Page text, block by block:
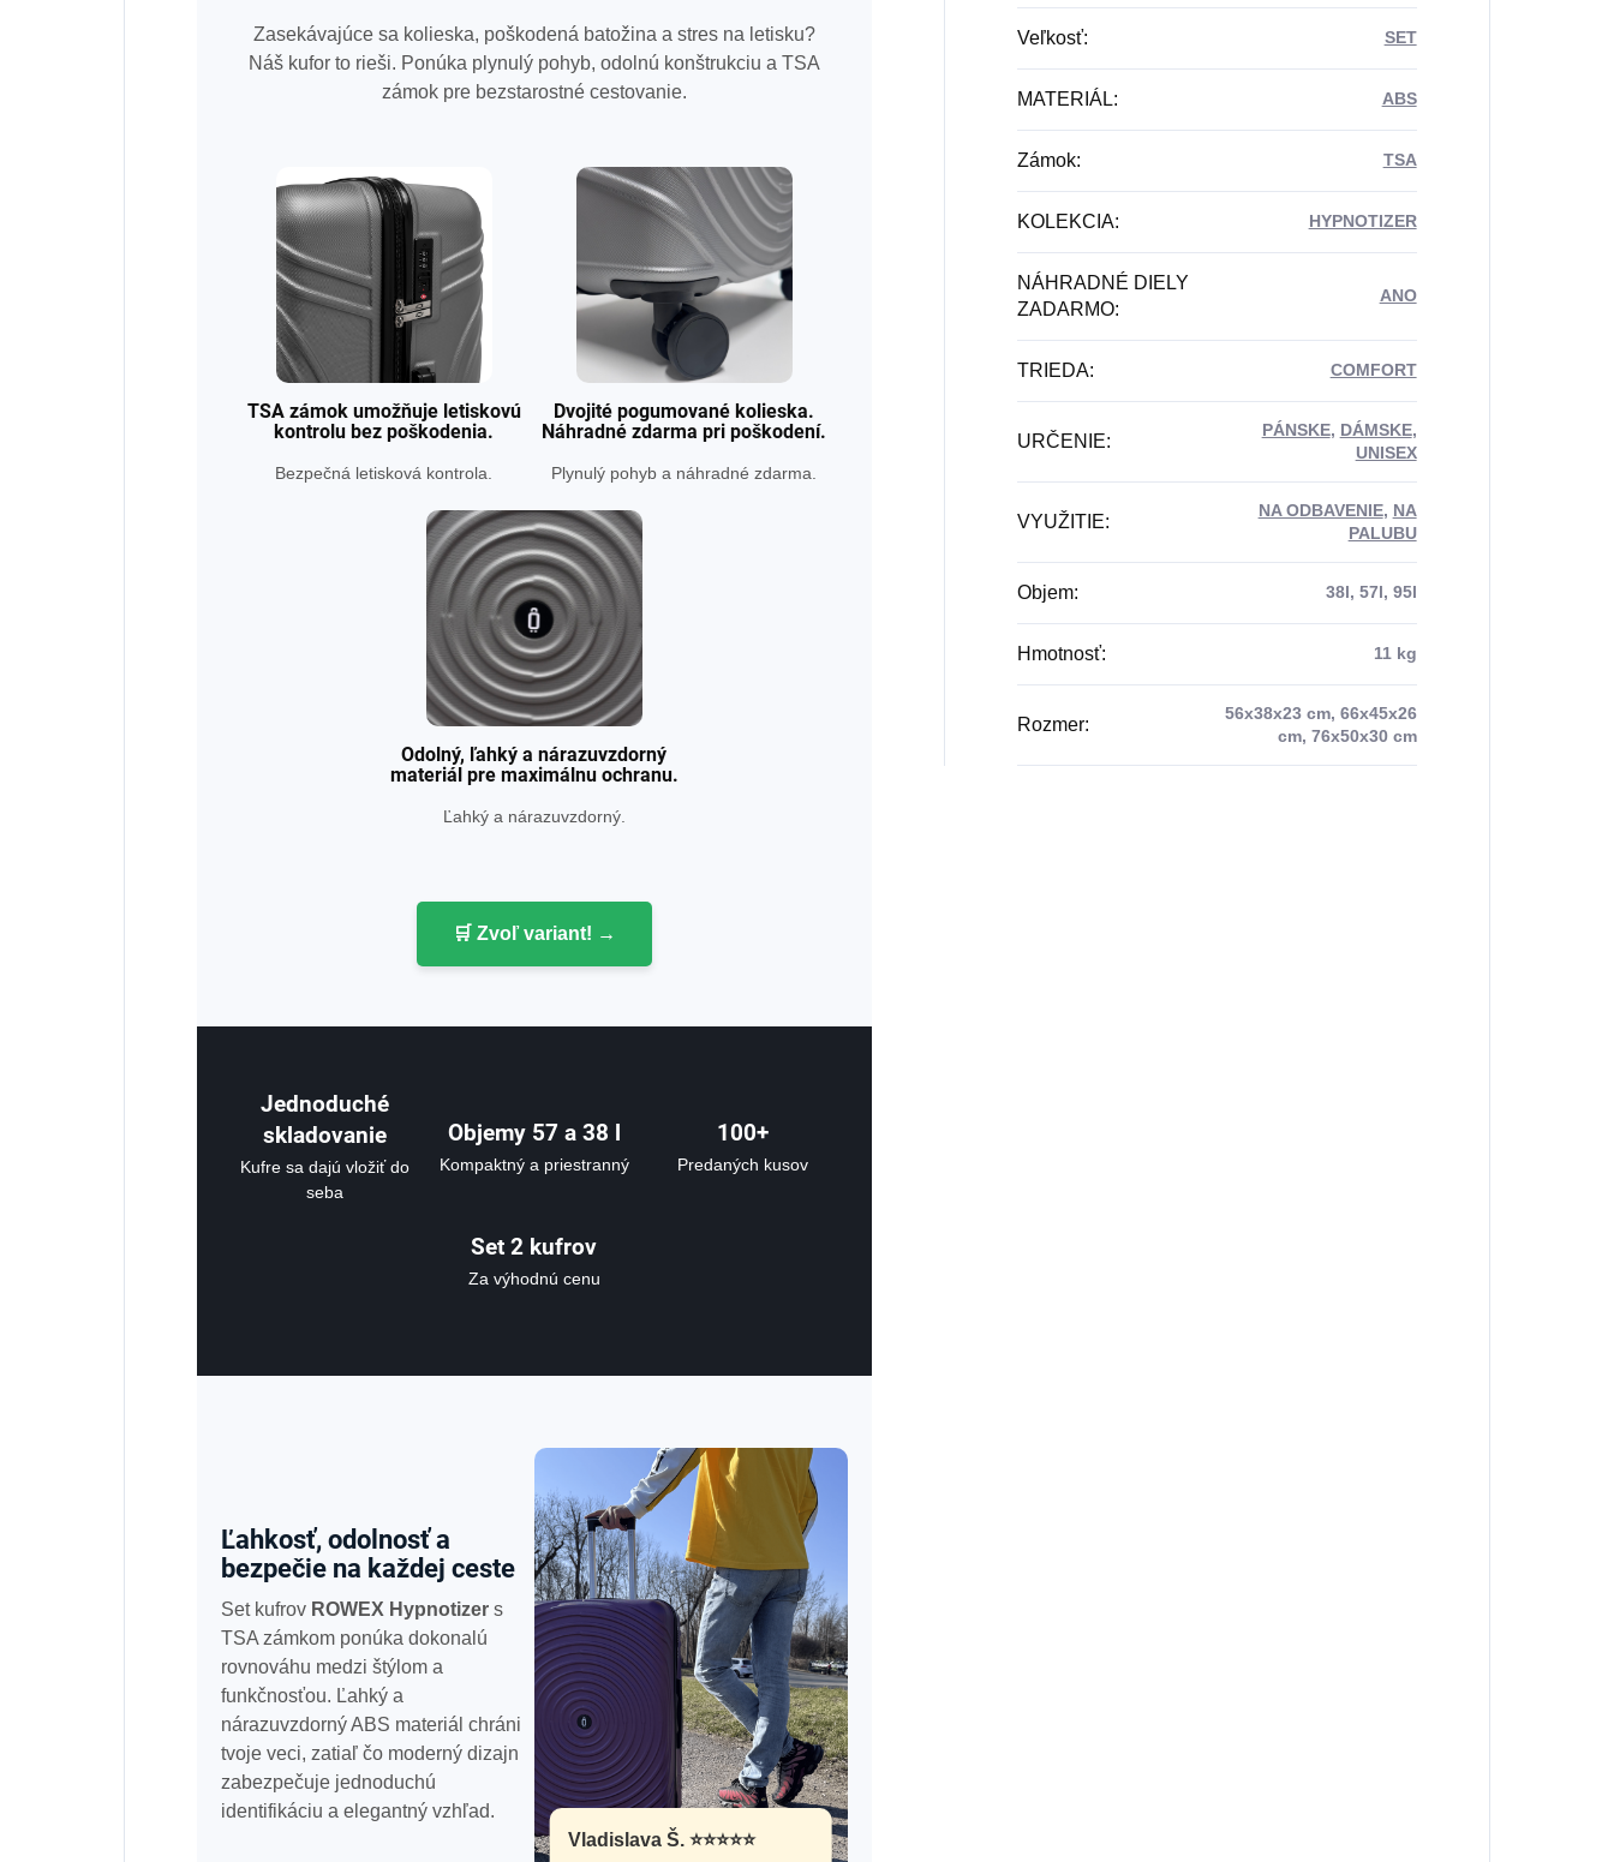
Zasekávajúce sa kolieska, poškodená batožina a stres na letisku?
Náš kufor to rieši. Ponúka plynulý pohyb, odolnú konštrukciu a TSA
zámok pre bezstarostné cestovanie.
TSA zámok umožňuje letiskovú
kontrolu bez poškodenia.
Bezpečná letisková kontrola.
Dvojité pogumované kolieska.
Náhradné zdarma pri poškodení.
Plynulý pohyb a náhradné zdarma.
Odolný, ľahký a nárazuvzdorný
materiál pre maximálnu ochranu.
Ľahký a nárazuvzdorný.
🛒 Zvoľ variant! →
Jednoduché
skladovanie
Kufre sa dajú vložiť do
seba
Objemy 57 a 38 l
Kompaktný a priestranný
100+
Predaných kusov
Set 2 kufrov
Za výhodnú cenu
Ľahkosť, odolnosť a
bezpečie na každej ceste
Set kufrov ROWEX Hypnotizer s
TSA zámkom ponúka dokonalú
rovnováhu medzi štýlom a
funkčnosťou. Ľahký a
nárazuvzdorný ABS materiál chráni
tvoje veci, zatiaľ čo moderný dizajn
zabezpečuje jednoduchú
identifikáciu a elegantný vzhľad.
Vladislava Š. ⭐⭐⭐⭐⭐
Veľkosť: SET
MATERIÁL: ABS
Zámok: TSA
KOLEKCIA: HYPNOTIZER
NÁHRADNÉ DIELY
ZADARMO:
ANO
TRIEDA: COMFORT
URČENIE:
PÁNSKE, DÁMSKE,
UNISEX
VYUŽITIE:
NA ODBAVENIE, NA
PALUBU
Objem: 38l, 57l, 95l
Hmotnosť: 11 kg
Rozmer:
56x38x23 cm, 66x45x26
cm, 76x50x30 cm